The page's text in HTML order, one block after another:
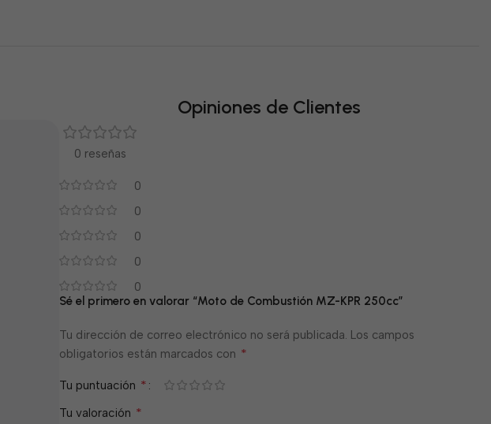
Opiniones de Clientes
0 reseñas
0
0
0
0
0
Sé el primero en valorar “Moto de Combustión MZ-KPR 250cc”
Tu dirección de correo electrónico no será publicada. Los campos
obligatorios están marcados con *
Tu puntuación *
Tu valoración *